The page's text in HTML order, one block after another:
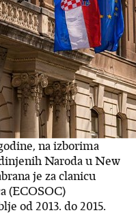
na izborima
Naroda u New
je za clanicu
(ECOSOC)
od 2013. do 2015.